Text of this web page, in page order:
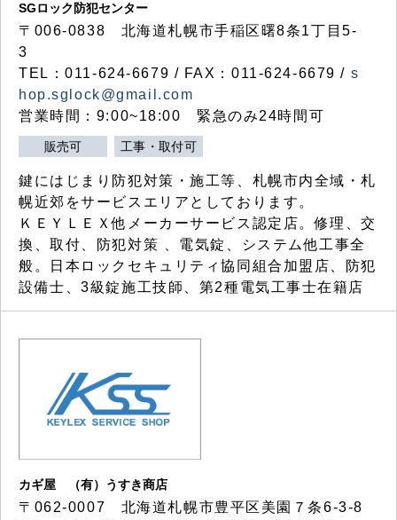
SGロック防犯センター
〒006-0838 北海道札幌市手稲区曙8条1丁目5-
3
TEL：011-624-6679 / FAX：011-624-6679 / s
hop.sglock@gmail.com
営業時間：9:00~18:00 緊急のみ24時間可
販売可 工事・取付可
鍵にはじまり防犯対策・施工等、札幌市内全域・札
幌近郊をサービスエリアとしております。
ＫＥＹＬＥＸ他メーカーサービス認定店。修理、交
換、取付、防犯対策 、電気錠、システム他工事全
般。日本ロックセキュリティ協同組合加盟店、防犯
設備士、3級錠施工技師、第2種電気工事士在籍店
カギ屋 （有）うすき商店
〒062-0007 北海道札幌市豊平区美園７条6-3-8